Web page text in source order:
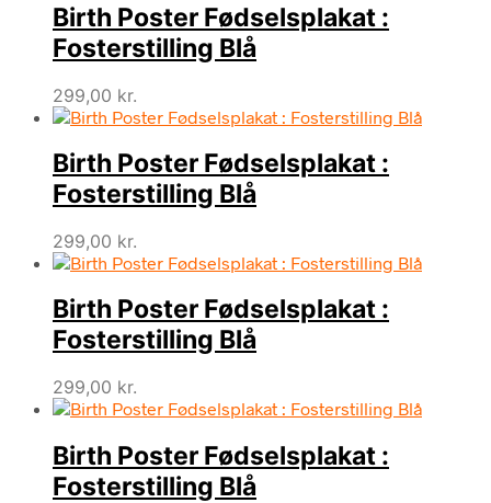
Birth Poster Fødselsplakat :
Fosterstilling Blå
299,00 kr.
Birth Poster Fødselsplakat :
Fosterstilling Blå
299,00 kr.
Birth Poster Fødselsplakat :
Fosterstilling Blå
299,00 kr.
Birth Poster Fødselsplakat :
Fosterstilling Blå